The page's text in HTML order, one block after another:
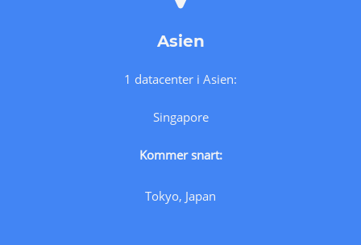
Asien
1 datacenter i Asien:
Singapore
Kommer snart:
Tokyo, Japan